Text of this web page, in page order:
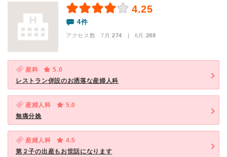
4.25
4件
アクセス数 7月:274 | 6月:288
産科
5.0
レストラン併設のお洒落な産婦人科
産婦人科
5.0
無痛分娩
産婦人科
4.5
第２子の出産もお世話になります